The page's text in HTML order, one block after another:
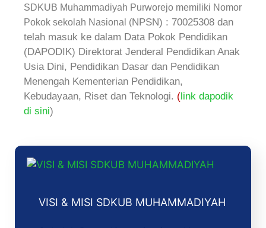
SDKUB Muhammadiyah Purworejo memiliki Nomor
Pokok sekolah Nasional (NPSN) : 70025308 dan
telah masuk ke dalam Data Pokok Pendidikan
(DAPODIK) Direktorat Jenderal Pendidikan Anak
Usia Dini, Pendidikan Dasar dan Pendidikan
Menengah Kementerian Pendidikan,
Kebudayaan, Riset dan Teknologi. (link dapodik
di sini)
VISI & MISI SDKUB MUHAMMADIYAH